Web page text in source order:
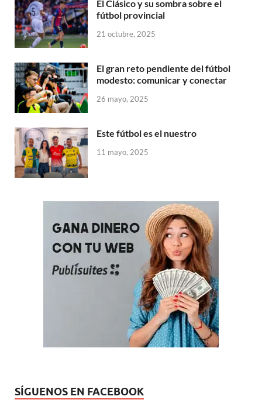
El Clásico y su sombra sobre el
fútbol provincial
21 octubre, 2025
El gran reto pendiente del fútbol
modesto: comunicar y conectar
26 mayo, 2025
Este fútbol es el nuestro
11 mayo, 2025
SÍGUENOS EN FACEBOOK